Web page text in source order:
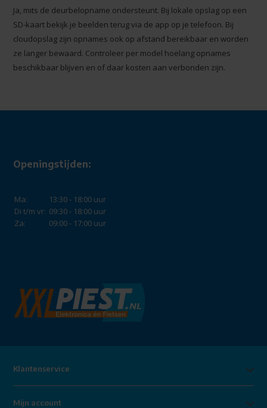
Ja, mits de deurbelopname ondersteunt. Bij lokale opslag op een
SD-kaart bekijk je beelden terug via de app op je telefoon. Bij
cloudopslag zijn opnames ook op afstand bereikbaar en worden
ze langer bewaard. Controleer per model hoelang opnames
beschikbaar blijven en of daar kosten aan verbonden zijn.
Openingstijden:
Ma:
13:30 - 18:00 uur
Di t/m vr: 09:30 - 18:00 uur
Za:
09:00 - 17:00 uur
Klantenservice
Mijn account